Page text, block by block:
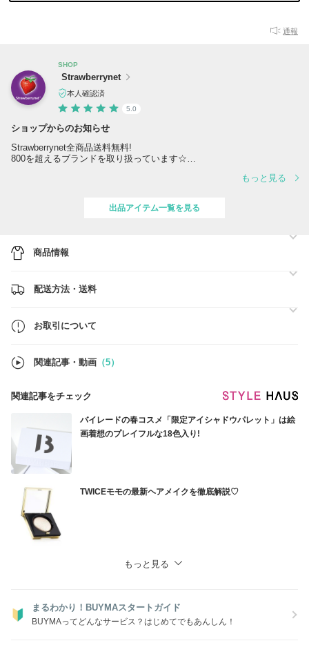
通報
SHOP
Strawberrynet
本人確認済
5.0
ショップからのお知らせ
Strawberrynet全商品送料無料!
800を超えるブランドを取り扱っています☆
地震の影響により、現地の運送会社の配送見合わせが続いており、熊本
県宛ての荷物の配送ができない状況となっております。
熊本県宛ての新規ご注文の受付を一時停止し、既存のご注文はキャンセ
もっと見る
出品アイテム一覧を見る
商品情報
配送方法・送料
お取引について
関連記事・動画 （5）
関連記事をチェック
バイレードの春コスメ「限定アイシャドウパレット」は絵
画着想のプレイフルな18色入り!
TWICEモモの最新ヘアメイクを徹底解説♡
もっと見る
まるわかり！BUYMAスタートガイド
BUYMAってどんなサービス？はじめてでもあんしん！